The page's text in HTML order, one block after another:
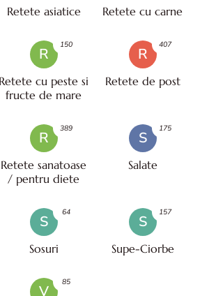
Retete asiatice Retete cu carne
R
Retete cu peste si
fructe de mare
150
R
Retete de post
407
R
Retete sanatoase
/ pentru diete
389
S
Salate
175
S
Sosuri
64
S
Supe-Ciorbe
157
V
85